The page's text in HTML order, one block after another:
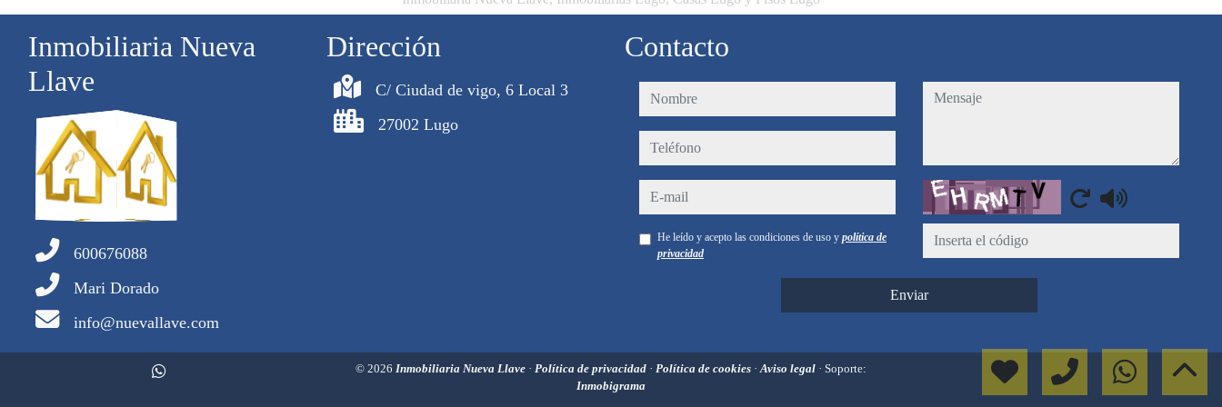
Inmobiliaria Nueva
Llave
600676088
Mari Dorado
info@nuevallave.com
Dirección
C/ Ciudad de vigo, 6 Local 3
27002 Lugo
Contacto
nombre
teléfono
e-mail
He leído y acepto las condiciones de uso y política de
privacidad
mensaje
Captcha
Enviar
© 2026 Inmobiliaria Nueva Llave · Política de privacidad · Política de cookies ·Aviso legal · Soporte:
Inmobigrama